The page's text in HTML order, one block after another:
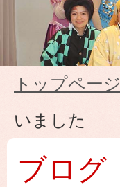
トップページ
いました
ブログ